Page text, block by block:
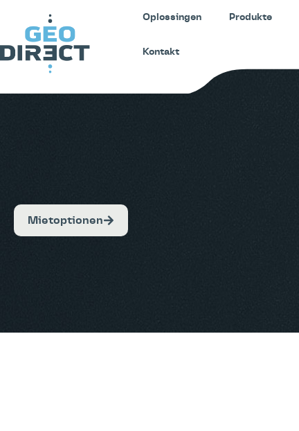
Oplossingen Produkte
Kontakt
Mietoptionen